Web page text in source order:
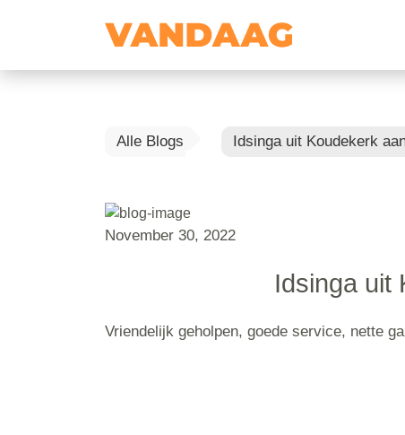
Alle Blogs Idsinga uit Koudekerk
November 30, 2022
Idsinga uit
Vriendelijk geholpen, goede service, nette